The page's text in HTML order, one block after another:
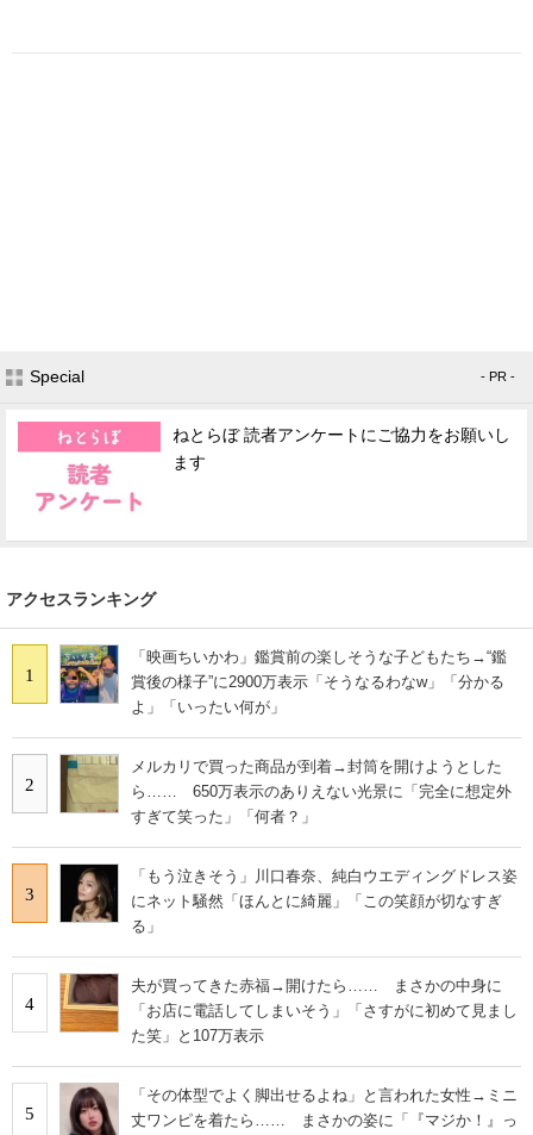
Special - PR -
ねとらぼ 読者アンケートにご協力をお願いし
ます
アクセスランキング
1
「映画ちいかわ」鑑賞前の楽しそうな子どもたち→“鑑
賞後の様子”に2900万表示「そうなるわなw」「分かる
よ」「いったい何が」
2
メルカリで買った商品が到着→封筒を開けようとした
ら…… 650万表示のありえない光景に「完全に想定外
すぎて笑った」「何者？」
3
「もう泣きそう」川口春奈、純白ウエディングドレス姿
にネット騒然「ほんとに綺麗」「この笑顔が切なすぎ
る」
4
夫が買ってきた赤福→開けたら…… まさかの中身に
「お店に電話してしまいそう」「さすがに初めて見まし
た笑」と107万表示
5
「その体型でよく脚出せるよね」と言われた女性→ミニ
丈ワンピを着たら…… まさかの姿に「『マジか！』っ